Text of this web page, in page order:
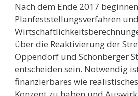
Nach dem Ende 2017
Planfeststellungsverfahren
über die Reaktivierung der
Oppendorf und Schönberger
entscheiden sein. Notwendig
finanzierbares wie
Konzept zu haben und